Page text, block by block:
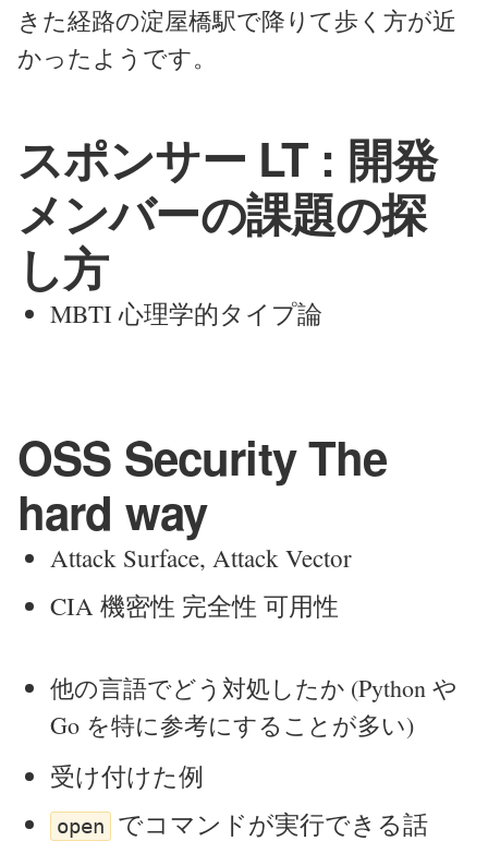
きた経路の淀屋橋駅で降りて歩く方が近
かったようです。
スポンサー LT : 開発
メンバーの課題の探
し方
MBTI 心理学的タイプ論
OSS Security The
hard way
Attack Surface, Attack Vector
CIA 機密性 完全性 可用性
他の言語でどう対処したか (Python や
Go を特に参考にすることが多い)
受け付けた例
open
でコマンドが実行できる話